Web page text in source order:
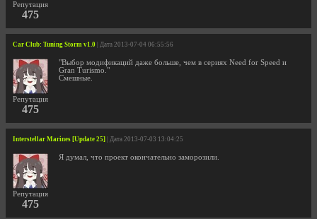
Репутация
475
Car Club: Tuning Storm v1.0 | Дата 2013-07-04 06:55:56
Репутация
475
"Выбор модификаций даже больше, чем в сериях Need for Speed и
Gran Turismo."
Смешные.
Interstellar Marines [Update 25] | Дата 2013-07-03 13:04:25
Репутация
475
Я думал, что проект окончательно заморозили.